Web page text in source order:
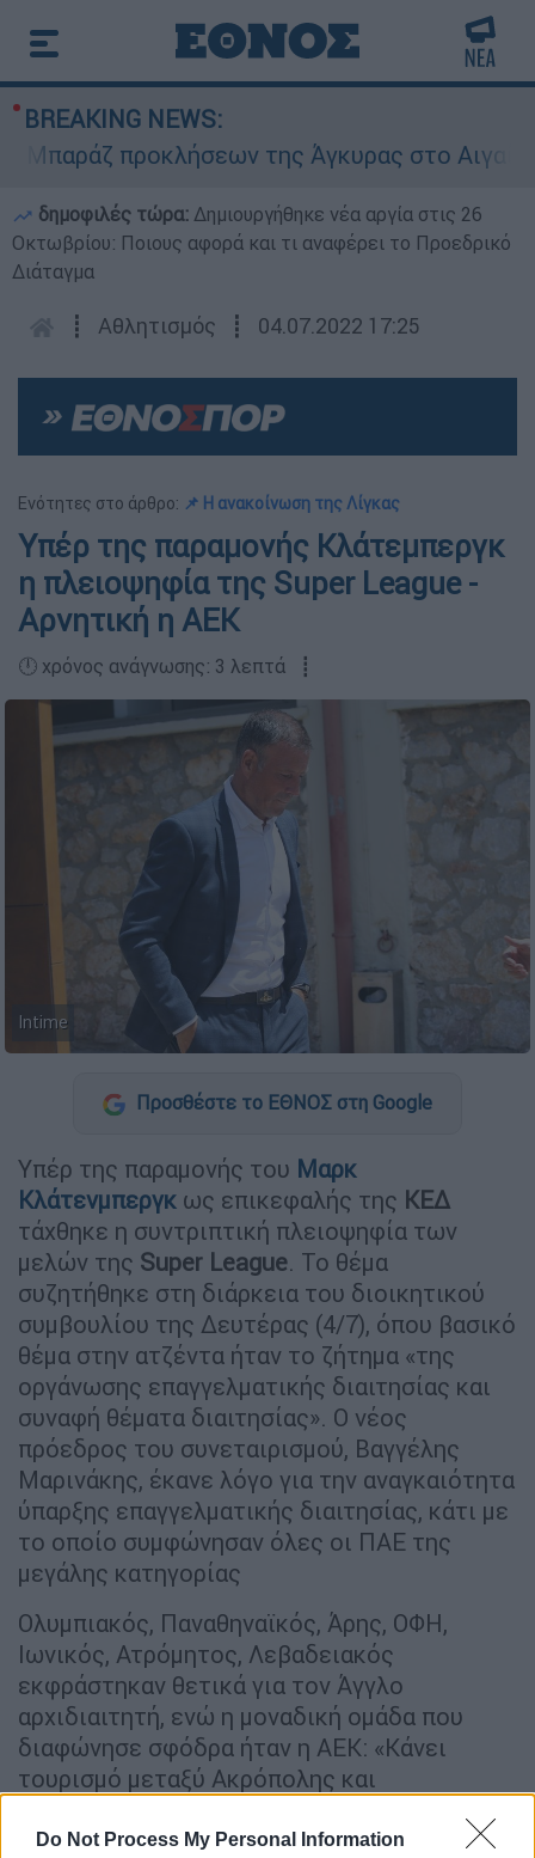
Do Not Process My Personal Information
BREAKING NEWS:
προκλήσεων της Άγκυρας στο Αιγαίο:
δημοφιλές τώρα: Δημιουργήθηκε νέα αργία στις 26
Οκτωβρίου: Ποιους αφορά και τι αναφέρει το Προεδρικό
Διάταγμα
┋ Αθλητισμός ┋ 04.07.2022 17:25
Ενότητες στο άρθρο: 📌 Η ανακοίνωση της Λίγκας
Υπέρ της παραμονής Κλάτεμπεργκ
η πλειοψηφία της Super League -
Αρνητική η ΑΕΚ
🕛 χρόνος ανάγνωσης: 3 λεπτά ┋
Intime
Προσθέστε το ΕΘΝΟΣ στη Google
Υπέρ της παραμονής του Μαρκ
Κλάτενμπεργκ ως επικεφαλής της ΚΕΔ
τάχθηκε η συντριπτική πλειοψηφία των
μελών της Super League. Το θέμα
συζητήθηκε στη διάρκεια του διοικητικού
συμβουλίου της Δευτέρας (4/7), όπου βασικό
θέμα στην ατζέντα ήταν το ζήτημα «της
οργάνωσης επαγγελματικής διαιτησίας και
συναφή θέματα διαιτησίας». Ο νέος
πρόεδρος του συνεταιρισμού, Βαγγέλης
Μαρινάκης, έκανε λόγο για την αναγκαιότητα
ύπαρξης επαγγελματικής διαιτησίας, κάτι με
το οποίο συμφώνησαν όλες οι ΠΑΕ της
μεγάλης κατηγορίας
Ολυμπιακός, Παναθηναϊκός, Άρης, ΟΦΗ,
Ιωνικός, Ατρόμητος, Λεβαδειακός
εκφράστηκαν θετικά για τον Άγγλο
αρχιδιαιτητή, ενώ η μοναδική ομάδα που
διαφώνησε σφόδρα ήταν η ΑΕΚ: «Κάνει
τουρισμό μεταξύ Ακρόπολης και
την κιτρινόμαυρη ΠΑΕ.